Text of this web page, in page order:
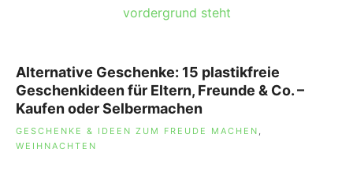
Alternative Geschenke: 15 plastikfreie
Geschenkideen für Eltern, Freunde & Co. –
Kaufen oder Selbermachen
SCHLAGWÖRTER
GESCHENKE & IDEEN ZUM FREUDE MACHEN ,
WEIHNACHTEN